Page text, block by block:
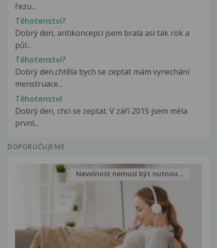
řezu...
Těhotenství?
Dobrý den, antikoncepci jsem brala asi tak rok a
půl...
Těhotenství?
Dobrý den,chtěla bych se zeptat mám vynechání
menstruace...
Těhotenství
Dobrý den, chci se zeptat. V září 2015 jsem měla
první...
DOPORUČUJEME
Nevolnost nemusí být nutnou...